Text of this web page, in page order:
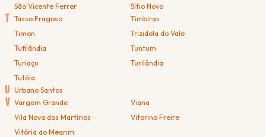
São Vicente Ferrer
Sítio Novo
T Tasso Fragoso
Timbiras
Timon
Trizidela do Vale
Tufilândia
Tuntum
Turiaçu
Turilândia
Tutóia
U Urbano Santos
V Vargem Grande
Viana
Vila Nova dos Martírios
Vitorino Freire
Vitória do Mearim